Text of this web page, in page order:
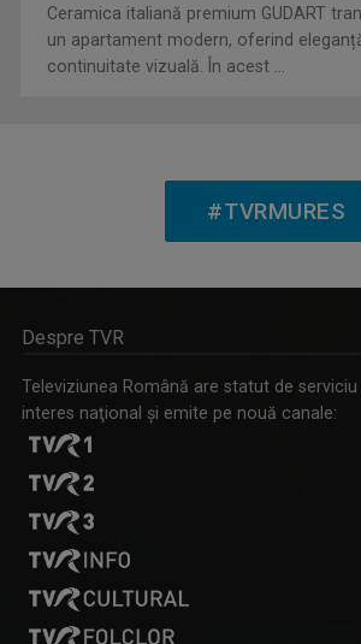
DIN ZESTREA ARDEALULUI
PICĂTURA DE CULTURĂ
KANTOR EMOKE
Kántor Emőke este redactorul emisiunilor ...
Ceramica italiană premium GUDART
un apartament modern, oferind
continuitate vizuală. În acest ...
#TVRMURES
Despre TVR
Televiziunea Română are statut de
interes naţional şi emite pe nouă canale: